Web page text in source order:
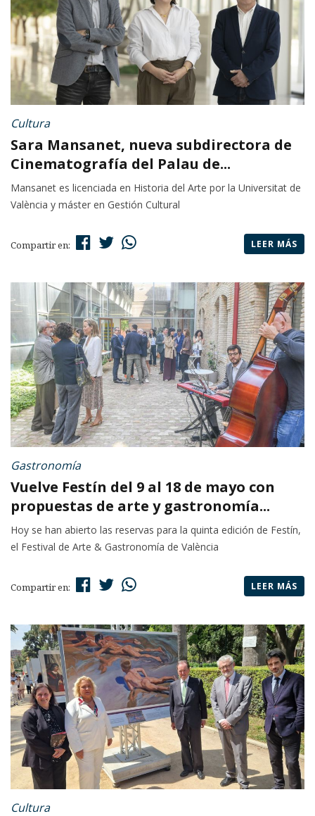
Cultura
Sara Mansanet, nueva subdirectora de
Cinematografía del Palau de...
Mansanet es licenciada en Historia del Arte por la Universitat de
València y máster en Gestión Cultural
Compartir en: LEER MÁS
Gastronomía
Vuelve Festín del 9 al 18 de mayo con
propuestas de arte y gastronomía...
Hoy se han abierto las reservas para la quinta edición de Festín,
el Festival de Arte & Gastronomía de València
Compartir en: LEER MÁS
Cultura